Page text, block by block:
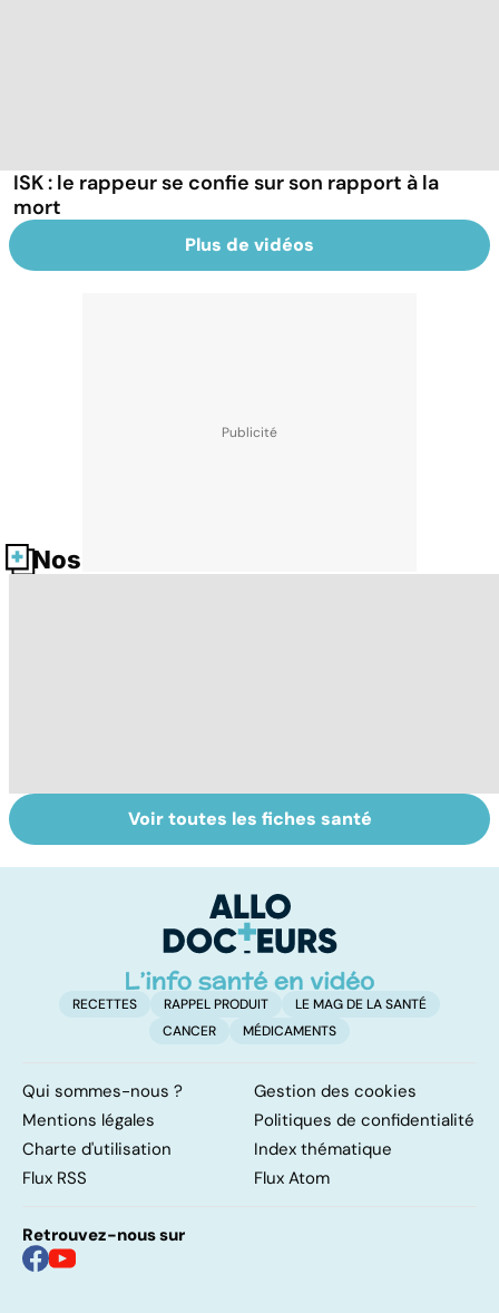
ISK : le rappeur se confie sur son rapport à la
mort
Plus de vidéos
Nos fiches santé
Covid-19 : tout
savoir sur la
La tuberculose
pulmonaire
Voir toutes les fiches santé
RECETTES RAPPEL PRODUIT
LE MAG DE LA SANTÉ
CANCER
MÉDICAMENTS
Qui sommes-nous ?
Gestion des cookies
Mentions légales
Politiques de confidentialité
Charte d'utilisation
Index thématique
Flux RSS
Flux Atom
Retrouvez-nous sur